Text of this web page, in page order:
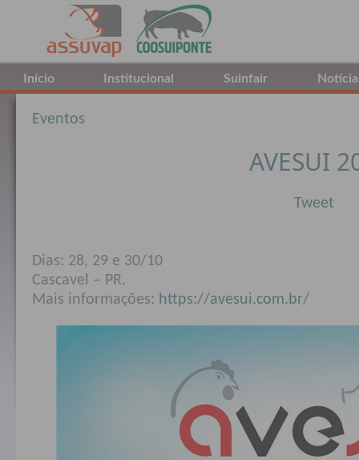
Início Institucional Suinfair
Eventos
AVESUI
Tweet
Dias: 28, 29 e 30/10
Cascavel – PR.
Mais informações: https://avesui.com.br/